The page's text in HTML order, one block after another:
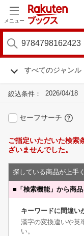
メニュー
すべてのジャンル
絞込条件： 2026/04/18
セーフサーチ
ご指定いただいた検索
ざいませんでした。
探している商品が上手
■ 「検索機能」から商
キーワードに間違い
漢字の変換違いや英
い。